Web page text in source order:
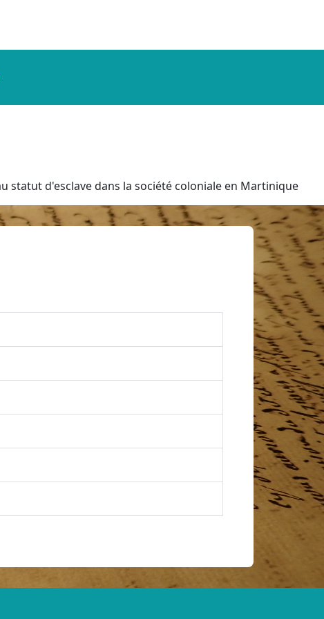
statut d'esclave dans la société coloniale en Martinique